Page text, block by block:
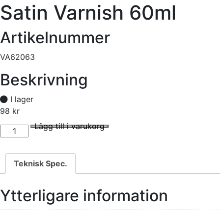
Satin Varnish 60ml
Artikelnummer
VA62063
Beskrivning
I lager
98 kr
I lager
Satin Varnish 60ml mängd Lägg till i varukorg
Teknisk Spec.
Ytterligare information